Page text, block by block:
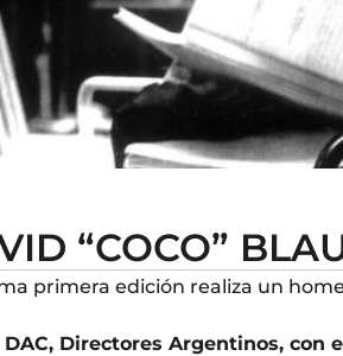
“COCO”
primera edición realiza un
Directores Argentinos,